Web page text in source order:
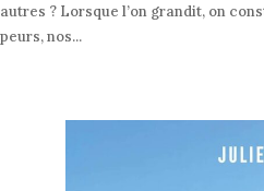
autres ? Lorsque l’on grandit, on
peurs, nos...